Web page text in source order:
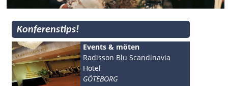
Konferenstips!
Events & möten
Radisson Blu Scandinavia
Hotel
GÖTEBORG